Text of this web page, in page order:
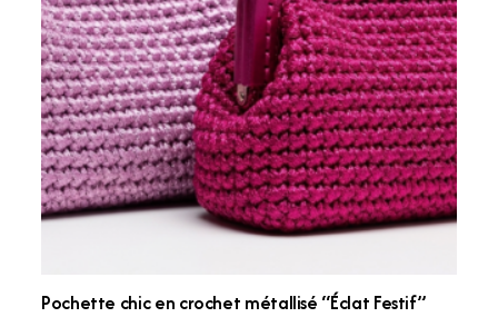
Pochette chic en crochet métallisé “Éclat Festif”